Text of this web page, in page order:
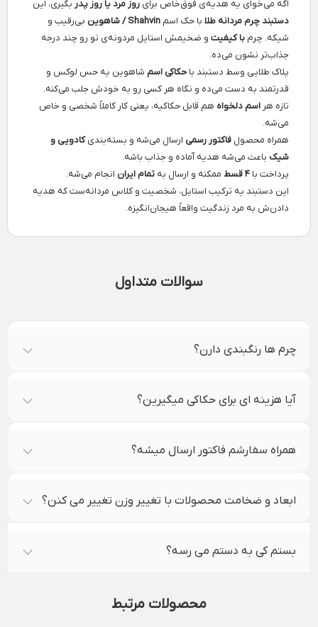
اگه می‌خوای یه هدیه‌ی فوق‌خاص برای روز مرد یا روز پدر بگیری، این
دستبند چرم مردانه طلا با حک اسم Shahvin / شاهوین
بی‌رقیب و
شیکه. چرم با کیفیت و ضخیمش استایل مردونه‌ی تو رو چند درجه
جذاب‌تر نشون می‌ده.
پلاک طلایی وسط دستبند باحکاکی اسم شاهوین یه حس لوکس و
قدرتمند به دست می‌ده و نگاه هر کسی رو به خودش جلب می‌کنه.
تازه هر اسم دلخواه هم قابل حکاکیه، یعنی کار کاملاً شخصی و خاص
می‌شه.
همراه محصول فاکتور رسمی ارسال می‌شه و بسته‌بندیکادویی و
شیک باعث می‌شه هدیه آماده و جذاب باشه.
پرداخت با ۴ قسط ممکنه و ارسال به تمام ایران انجام می‌شه.
این دستبند یه ترکیب استایل، شخصیت و کلاس مردانه‌ست که هدیه
دادن‌ش به مرد زندگیت واقعاً هیجان‌انگیزه.
سوالات متداول
چرم ها رنگبندی دارن؟
آیا هزینه ای برای حکاکی میگیرین؟
همراه سفارشم فاکتور ارسال میشه؟
ابعاد و ضخامت محصولات با تغییر وزن تغییر می کنن؟
بستم کی به دستم می رسه؟
محصولات مرتبط